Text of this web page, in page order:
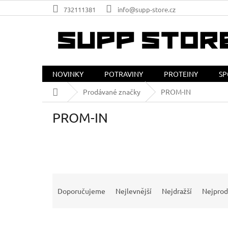
na
732111381 info@supp-store.cz
NOVINKY POTRAVINY PROTEINY
Domů
Prodávané značky PROM-IN
PROM-IN
Doporučujeme Nejlevnější Nejdražší